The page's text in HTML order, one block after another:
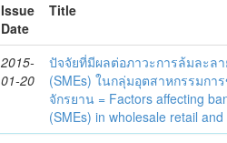
Issue
Date
Title
2015-
01-20
ปัจจัยที่มีผลต่อภาวะการล้มละล
(SMEs) ในกลุ่มอุตสาหกรรมก
จักรยาน = Factors affecting
(SMEs) in wholesale retail